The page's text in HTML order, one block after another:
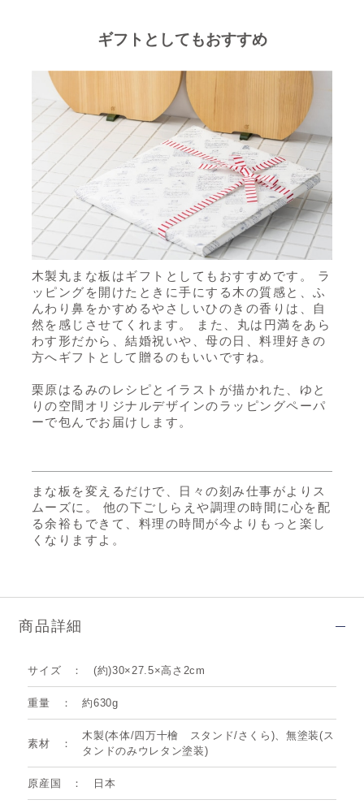
ギフトとしてもおすすめ
木製丸まな板はギフトとしてもおすすめです。 ラ
ッピングを開けたときに手にする木の質感と、ふ
んわり鼻をかすめるやさしいひのきの香りは、自
然を感じさせてくれます。 また、丸は円満をあら
わす形だから、結婚祝いや、母の日、料理好きの
方へギフトとして贈るのもいいですね。
栗原はるみのレシピとイラストが描かれた、ゆと
りの空間オリジナルデザインのラッピングペーパ
ーで包んでお届けします。
まな板を変えるだけで、日々の刻み仕事がよりス
ムーズに。 他の下ごしらえや調理の時間に心を配
る余裕もできて、料理の時間が今よりもっと楽し
くなりますよ。
商品詳細
サイズ (約)30×27.5×高さ2cm
重量 約630g
素材
木製(本体/四万十檜 スタンド/さくら)、無塗装(ス
タンドのみウレタン塗装)
原産国 日本